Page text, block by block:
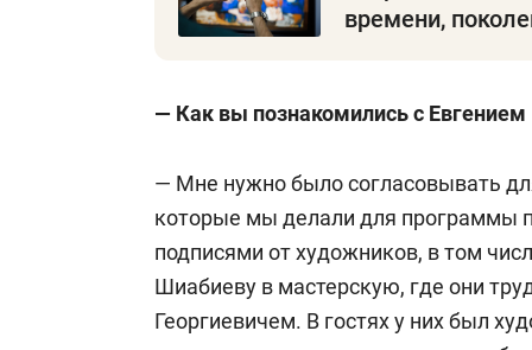
времени,
— Как вы познакомились с Евгением
— Мне нужно было согласовывать
которые мы делали для программы
подписями от художников, в том
Шиабиеву в мастерскую, где они
Георгиевичем. В гостях у них был